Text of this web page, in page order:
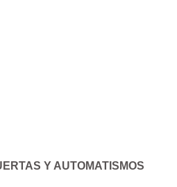
Y AUTOMATISMOS